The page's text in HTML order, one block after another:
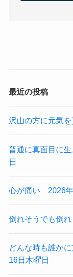
最近の投稿
沢山の方に元気
普通に真面目に
日
心が痛い 2026年
倒れそうでも倒
どんな時も誰か
16日木曜日